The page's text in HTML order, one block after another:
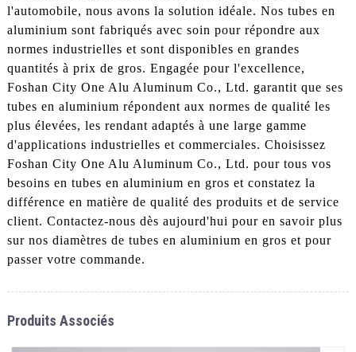
l'automobile, nous avons la solution idéale. Nos tubes en
aluminium sont fabriqués avec soin pour répondre aux
normes industrielles et sont disponibles en grandes
quantités à prix de gros. Engagée pour l'excellence,
Foshan City One Alu Aluminum Co., Ltd. garantit que ses
tubes en aluminium répondent aux normes de qualité les
plus élevées, les rendant adaptés à une large gamme
d'applications industrielles et commerciales. Choisissez
Foshan City One Alu Aluminum Co., Ltd. pour tous vos
besoins en tubes en aluminium en gros et constatez la
différence en matière de qualité des produits et de service
client. Contactez-nous dès aujourd'hui pour en savoir plus
sur nos diamètres de tubes en aluminium en gros et pour
passer votre commande.
Produits Associés